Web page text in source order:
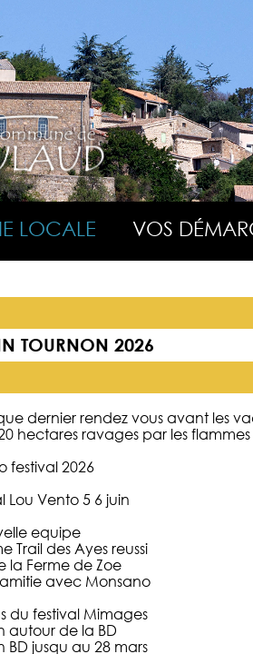
LOCALE VOS
TOURNON 2026
dernier rendez vous avant les
hectares ravages par les flammes
festival 2026
Lou Vento 5 6 juin
equipe
Trail des Ayes reussi
la Ferme de Zoe
avec Monsano
du festival Mimages
autour de la BD
BD jusqu au 28 mars